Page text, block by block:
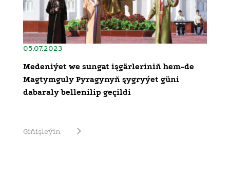
05.07.2023
Medeniýet we sungat işgärleriniň hem-de
Magtymguly Pyragynyň şygryýet güni
dabaraly bellenilip geçildi
Giňişleýin